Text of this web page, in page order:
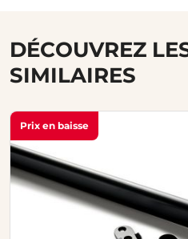
DÉCOUVREZ
SIMILAIRES
Prix en baisse